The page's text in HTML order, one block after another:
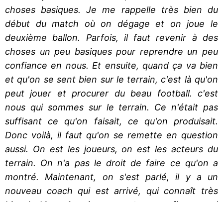
choses basiques. Je me rappelle très bien du
début du match où on dégage et on joue le
deuxième ballon. Parfois, il faut revenir à des
choses un peu basiques pour reprendre un peu
confiance en nous. Et ensuite, quand ça va bien
et qu'on se sent bien sur le terrain, c'est là qu'on
peut jouer et procurer du beau football. c'est
nous qui sommes sur le terrain. Ce n'était pas
suffisant ce qu'on faisait, ce qu'on produisait.
Donc voilà, il faut qu'on se remette en question
aussi. On est les joueurs, on est les acteurs du
terrain. On n'a pas le droit de faire ce qu'on a
montré. Maintenant, on s'est parlé, il y a un
nouveau coach qui est arrivé, qui connaît très